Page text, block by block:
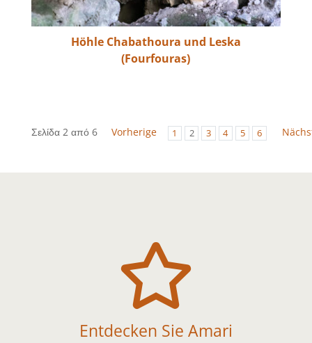
Höhle Chabathoura und Leska
(Fourfouras)
Σελίδα 2 από 6 Vorherige 1 2 3 4 5 6

Entdecken Sie Amari